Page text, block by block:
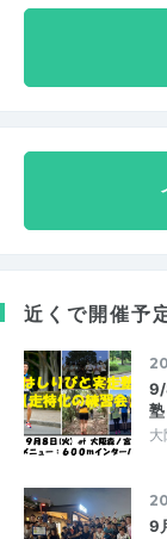
近くで開催予
9/
9